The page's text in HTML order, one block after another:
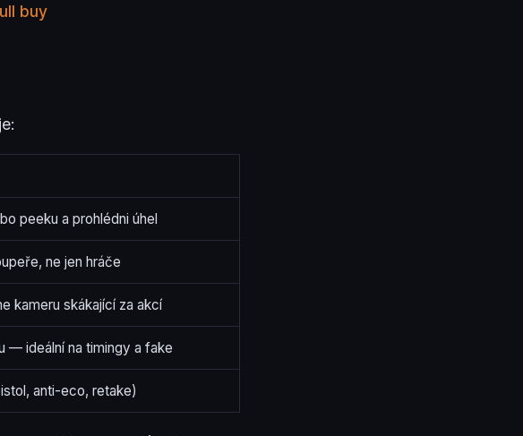
buy
peeku a prohlédni úhel
ne jen hráče
kameru skákající za akcí
— ideální na timingy a fake
anti-eco, retake)